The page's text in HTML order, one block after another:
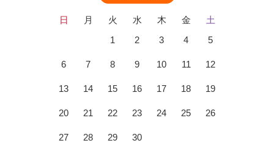
日 月 火 水 木 金
土
1
2 3 4 5
6 7 8 9 10 11 12
13 14 15 16 17 18 19
20 21 22 23 24 25 26
27 28 29 30